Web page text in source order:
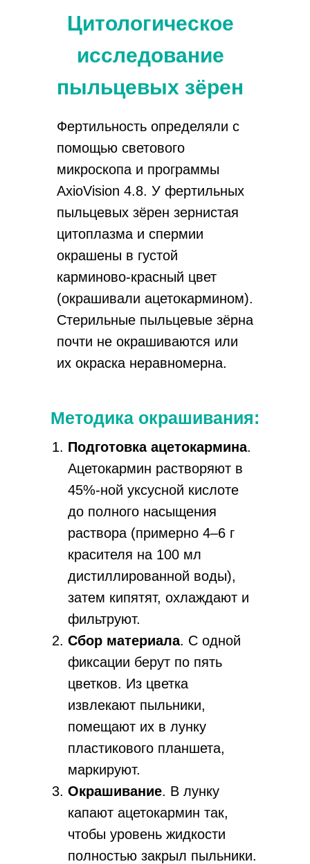
Цитологическое
исследование
пыльцевых зёрен
Методика окрашивания:
Фертильность определяли с
помощью светового
микроскопа и программы
AxioVision 4.8. У фертильных
пыльцевых зёрен зернистая
цитоплазма и спермии
окрашены в густой
карминово-красный цвет
(окрашивали ацетокармином).
Стерильные пыльцевые зёрна
почти не окрашиваются или
их окраска неравномерна.
Подготовка ацетокармина.
Ацетокармин растворяют в
45%-ной уксусной кислоте
до полного насыщения
раствора (примерно 4–6 г
красителя на 100 мл
дистиллированной воды),
затем кипятят, охлаждают и
фильтруют.
Сбор материала. С одной
фиксации берут по пять
цветков. Из цветка
извлекают пыльники,
помещают их в лунку
пластикового планшета,
маркируют.
Окрашивание. В лунку
капают ацетокармин так,
чтобы уровень жидкости
полностью закрыл пыльники.